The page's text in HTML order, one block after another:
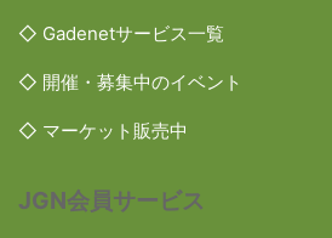
◇ Gadenetサービス一覧
◇ 開催・募集中のイベント
◇ マーケット販売中
JGN会員サービス